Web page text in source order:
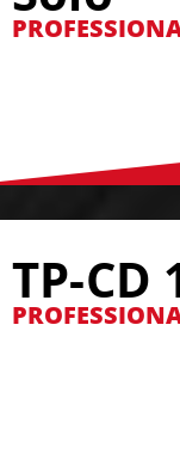
TP-CD